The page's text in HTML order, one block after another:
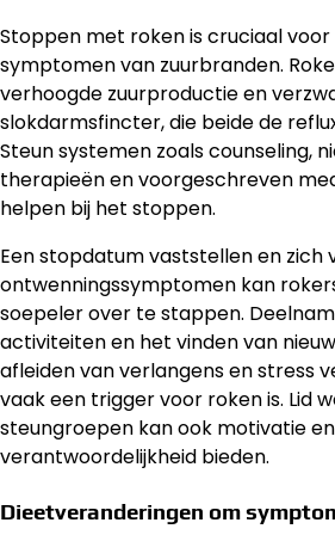
Stoppen met roken is cruciaal
symptomen van zuurbranden.
verhoogde zuurproductie en
slokdarmsfincter, die beide de
Steun systemen zoals counseling,
therapieën en voorgeschreven
helpen bij het stoppen.
Een stopdatum vaststellen en zich
ontwenningssymptomen kan
soepeler over te stappen.
activiteiten en het vinden van
afleiden van verlangens en stress
vaak een trigger voor roken is. Lid
steungroepen kan ook motivatie en
verantwoordelijkheid bieden.
Dieetveranderingen om